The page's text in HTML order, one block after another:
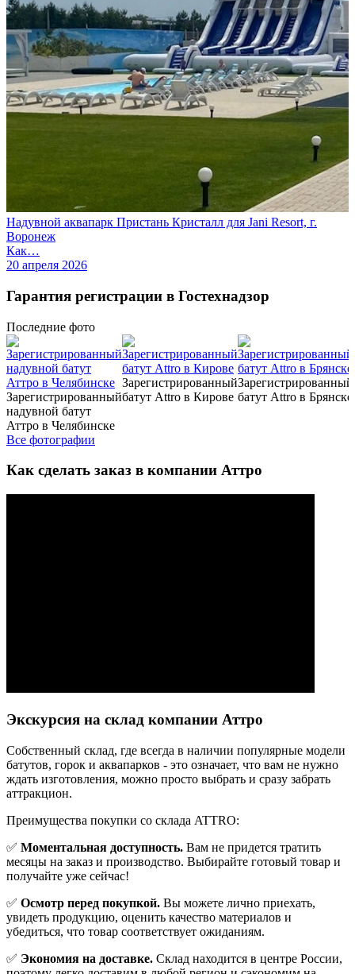
Надувной аквапарк Пристань Кристалл для Jani Resort, г.
Воронеж
Как…
20 апреля 2026
Гарантия регистрации в Гостехнадзор
Последние фото
Зарегистрированный
надувной батут
Аттро в Челябинске
Зарегистрированный
батут Attro в Кирове
Зарегистрированный
батут Attro в Брянске
Все фотографии
Как сделать заказ в компании Аттро
Экскурсия на склад компании Аттро
Cобственный склад, где всегда в наличии популярные модели
батутов, горок и аквапарков - это означает, что вам не нужно
ждать изготовления, можно просто выбрать и сразу забрать
аттракцион.
Преимущества покупки со склада ATTRO:
✅ Моментальная доступность. Вам не придется тратить
месяцы на заказ и производство. Выбирайте готовый товар и
получайте уже сейчас!
✅ Осмотр перед покупкой. Вы можете лично приехать,
увидеть продукцию, оценить качество материалов и
убедиться, что товар соответствует ожиданиям.
✅ Экономия на доставке. Склад находится в центре России,